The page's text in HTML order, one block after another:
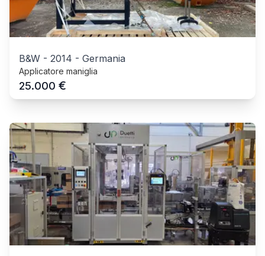
B&W - 2014 - Germania
Applicatore maniglia
25.000 €